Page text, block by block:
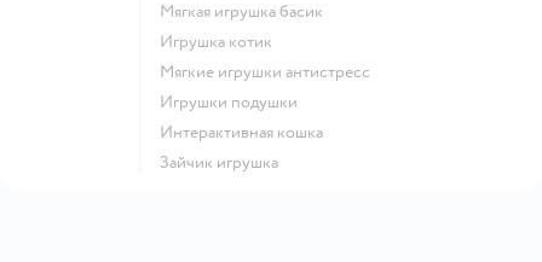
Мягкая игрушка басик
Игрушка котик
Мягкие игрушки антистресс
Игрушки подушки
Интерактивная кошка
Зайчик игрушка